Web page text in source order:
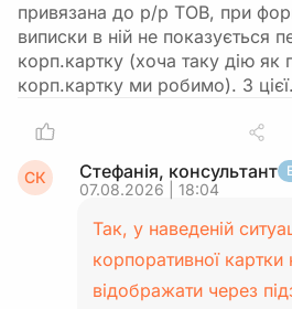
привязана до р/р ТОВ, при
виписки в ній не показується
корп.картку (хоча таку дію як
корп.картку ми робимо). З
СК Стефанія, консультант
07.08.2026 | 18:04
Так, у наведеній
корпоративної
відображати через